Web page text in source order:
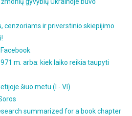
cenzoriams ir priverstinio skiepijimo
m. arba: kiek laiko reikia taupyti
šiuo metu (I - VI)
summarized for a book chapter